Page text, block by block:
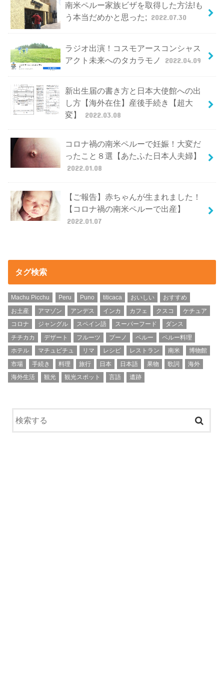
南米ペルー家族ビザを取得した方法!も
う本当だめかと思った; 2022.07.30
ラジオ出演！コスモアースコンシャス
アクト未来へのタカラモノ
2022.04.09
新出生届の書き方と日本大使館への出
し方【海外在住】産後手続き【超大
変】
2022.03.08
コロナ禍の南米ペルーで妊娠！大変だ
ったこと８選【あたふた日本人夫婦】
2022.01.08
【ご報告】赤ちゃんが生まれました！
【コロナ禍の南米ペルーで出産】
2022.01.07
タグ検索
Machu Picchu Peru Puno titicaca おいしい
おすすめ
お土産
アマゾン アンデス インカ カフェ クスコ
ケチュア
コロナ
ジャングル スペイン語 スーパーフード
ダンス
チチカカ
デザート フルーツ プーノ ペルー
ペルー料理
ホテル
マチュピチュ リマ レシピ レストラン 南米
博物館
市場
手続き 料理 旅行 日本 日本語 果物 歌詞
海外
海外生活
観光 観光スポット 言語 遺跡